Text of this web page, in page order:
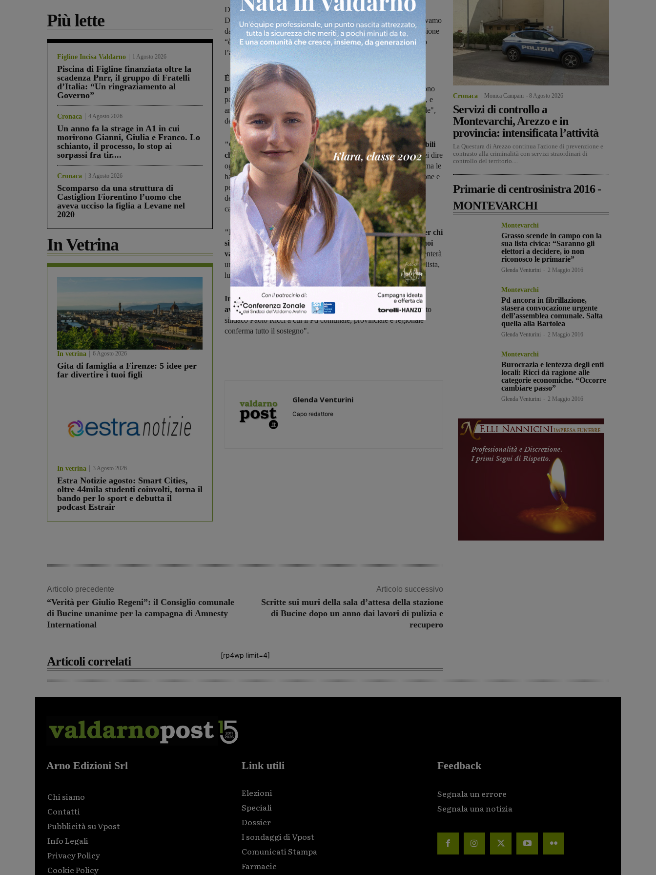
Più lette
Figline Incisa Valdarno 1 Agosto 2026
Piscina di Figline finanziata oltre la
scadenza Pnrr, il gruppo di Fratelli
d’Italia: “Un ringraziamento al
Governo”
Cronaca 4 Agosto 2026
Un anno fa la strage in A1 in cui
morirono Gianni, Giulia e Franco. Lo
schianto, il processo, lo stop ai
sorpassi fra tir....
Cronaca 3 Agosto 2026
Scomparso da una struttura di
Castiglion Fiorentino l’uomo che
aveva ucciso la figlia a Levane nel
2020
In Vetrina
In vetrina 6 Agosto 2026
Gita di famiglia a Firenze: 5 idee per
far divertire i tuoi figli
In vetrina 3 Agosto 2026
Estra Notizie agosto: Smart Cities,
oltre 44mila studenti coinvolti, torna il
bando per lo sport e debutta il
podcast Estrair
Dura posizione del segretario provinciale del Pd, Massimiliano
Dindalini. “Grasso ha avuto dal Partito tutte le occasioni che potevamo
dargli, anche troppe alle luce degli sviluppi attuali”. E la sua decisione
“è inqualificabile per chi si richiama ai valori del Pd”. Confermato
l’appoggio pieno a Ricci
È il segretario provinciale del Partito democratico, il primo a
prendere la parola dopo le dichiarazioni di Grasso.
E le sue sono
parole dure, nei confronti di quel sindaco uscente che ora si defila, e
annuncia una sua lista personale. "Incomprensibile e inqualificabile",
definisce la decisione Massimiliano Dindalini.
"Grasso, in queste settimane, ha avuto tutte le occasioni possibili
che il Partito democratico poteva offrirgli, anche troppe,potrei dire
oggi – commenta Dindalini – ha potuto misurarsi con le primarie ma le
ha perse per sette voti; gli è stato chiesto di lavorare per la coalizione e
per il Pd, nonostante tutte le sue dichiarazioni e il suo tentativo di
destabilizzare la coalizione stessa. In ultimo, gli è stato chiesto di
candidarsi come capolista per il Pd".
"Di fronte a tutto questo, la sua decisone è incomprensibile per chi
si professa un rappresentante del Partito democratico e dei suoi
valori". E il segretario è chiaro: "Nel momento esatto in cui presenterà
una sua lista civica, come candidato sindaco o come candidato in lista,
lui sarà fuori dal Partito democratico. Non c'è altra via".
Infine, la conferma dell'appoggio a Ricci: "La coalizione va
avanti,il Partito democratico continuerà a lavorare con il candidato
sindaco Paolo Ricci a cui il Pd comunale, provinciale e regionale
conferma tutto il sostegno".
Glenda Venturini
Capo redattore
Articolo precedente
“Verità per Giulio Regeni”: il Consiglio comunale
di Bucine unanime per la campagna di Amnesty
International
Articolo successivo
Scritte sui muri della sala d’attesa della stazione
di Bucine dopo un anno dai lavori di pulizia e
recupero
[rp4wp limit=4]
Articoli correlati
Cronaca Monica Campani 8 Agosto 2026
Servizi di controllo a
Montevarchi, Arezzo e in
provincia: intensificata l’attività
La Questura di Arezzo continua l'azione di prevenzione e
contrasto alla criminalità con servizi straordinari di
controllo del territorio....
Primarie di centrosinistra 2016 -
MONTEVARCHI
Montevarchi
Grasso scende in campo con la
sua lista civica: “Saranno gli
elettori a decidere, io non
riconosco le primarie”
Glenda Venturini 2 Maggio 2016
Montevarchi
Pd ancora in fibrillazione,
stasera convocazione urgente
dell’assemblea comunale. Salta
quella alla Bartolea
Glenda Venturini 2 Maggio 2016
Montevarchi
Burocrazia e lentezza degli enti
locali: Ricci dà ragione alle
categorie economiche. “Occorre
cambiare passo”
Glenda Venturini 2 Maggio 2016
Arno Edizioni Srl
Chi siamo
Contatti
Pubblicità su Vpost
Info Legali
Privacy Policy
Cookie Policy
Link utili
Elezioni
Speciali
Dossier
I sondaggi di Vpost
Comunicati Stampa
Farmacie
Feedback
Segnala un errore
Segnala una notizia